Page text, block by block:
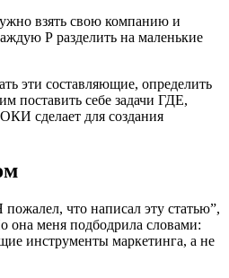
взять свою компанию и
P разделить на маленькие
эти составляющие, определить
поставить себе задачи ГДЕ,
сделает для создания
пожалел, что написал эту статью”,
она меня подбодрила словами:
инструменты маркетинга, а не